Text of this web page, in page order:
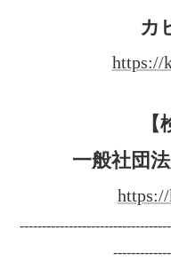
カ
https://
一般社団